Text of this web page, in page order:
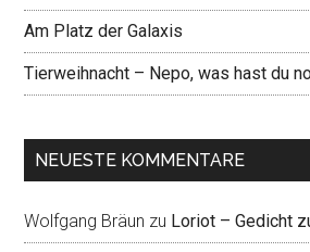
Am Platz der Galaxis
Tierweihnacht – Nepo, was hast du
NEUESTE KOMMENTARE
Wolfgang Bräun zu Loriot – Gedicht